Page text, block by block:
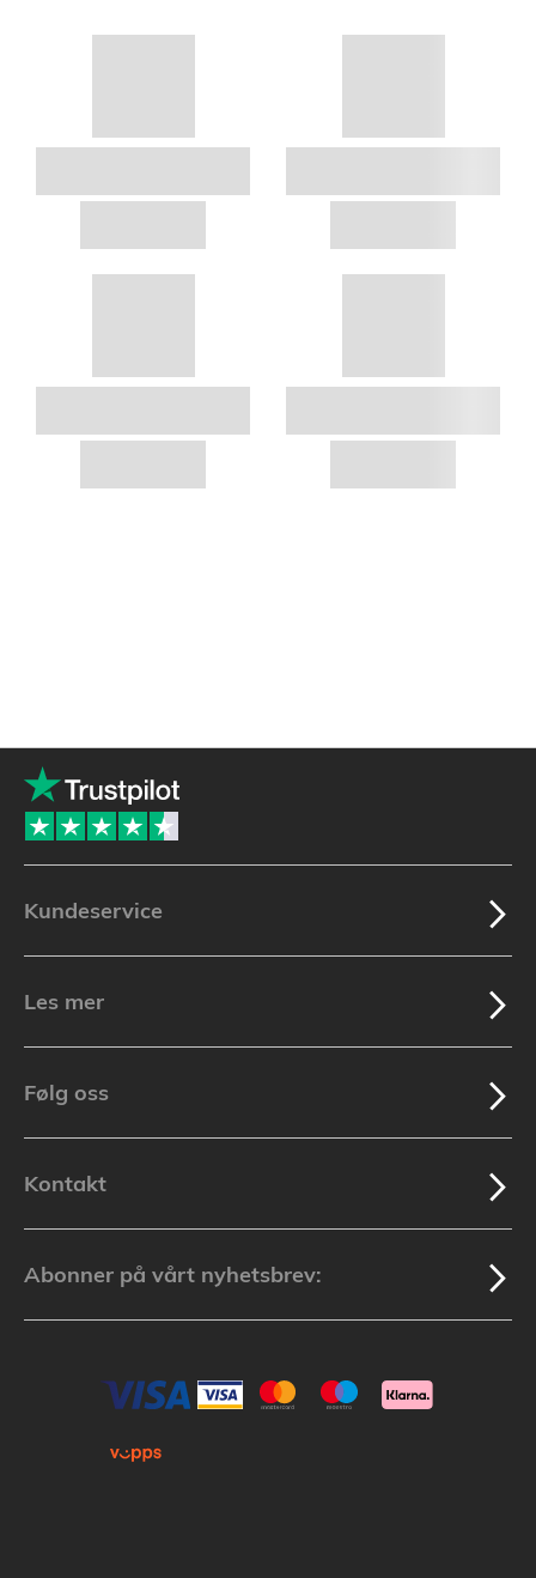
Kundeservice
Les mer
Følg oss
Kontakt
Abonner på vårt nyhetsbrev: